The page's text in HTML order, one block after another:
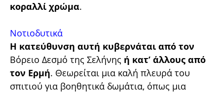
κοραλλί χρώμα.
Νοτιοδυτικά
Η κατεύθυνση αυτή κυβερνάται από τον
Βόρειο Δεσμό της Σελήνης ή κατ’ άλλους από
τον Ερμή. Θεωρείται μια καλή πλευρά του
σπιτιού για βοηθητικά δωμάτια, όπως μια